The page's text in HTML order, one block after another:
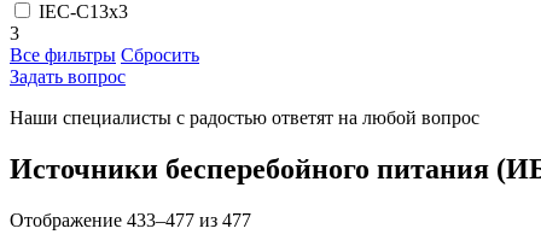
IEC-C13x3
3
Все фильтры Сбросить
Задать вопрос
Наши специалисты с радостью ответят на любой вопрос
Источники бесперебойного питания
Отображение 433–477 из 477